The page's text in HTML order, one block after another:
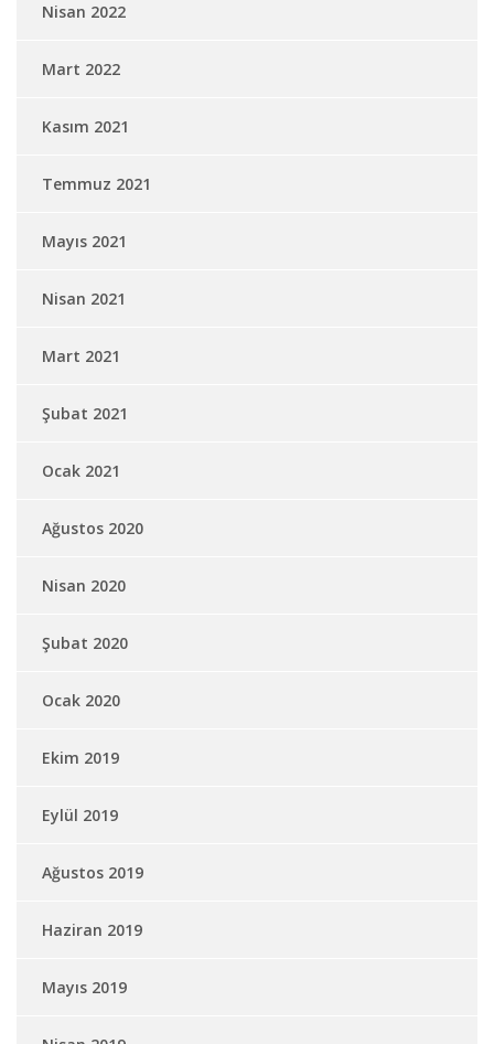
Nisan 2022
Mart 2022
Kasım 2021
Temmuz 2021
Mayıs 2021
Nisan 2021
Mart 2021
Şubat 2021
Ocak 2021
Ağustos 2020
Nisan 2020
Şubat 2020
Ocak 2020
Ekim 2019
Eylül 2019
Ağustos 2019
Haziran 2019
Mayıs 2019